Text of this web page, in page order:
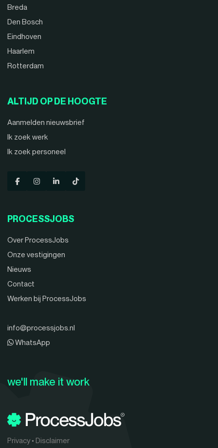
Breda
Den Bosch
Eindhoven
Haarlem
Rotterdam
ALTIJD OP DE HOOGTE
Aanmelden nieuwsbrief
Ik zoek werk
Ik zoek personeel
PROCESSJOBS
Over ProcessJobs
Onze vestigingen
Nieuws
Contact
Werken bij ProcessJobs
info@processjobs.nl
WhatsApp
Privacy• Disclaimer
we'll make it work